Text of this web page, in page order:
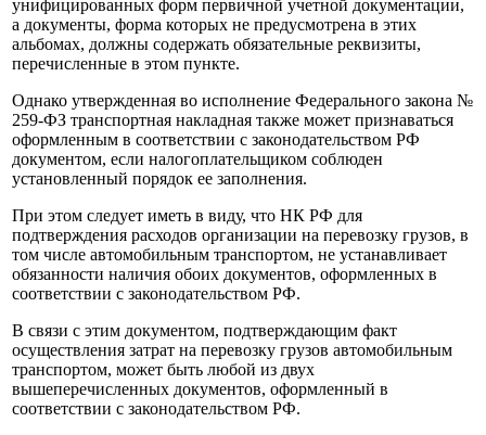
унифицированных форм первичной учетной документации,
а документы, форма которых не предусмотрена в этих
альбомах, должны содержать обязательные реквизиты,
перечисленные в этом пункте.
Однако утвержденная во исполнение Федерального закона №
259‑ФЗ транспортная накладная также может признаваться
оформленным в соответствии с законодательством РФ
документом, если налогоплательщиком соблюден
установленный порядок ее заполнения.
При этом следует иметь в виду, что НК РФ для
подтверждения расходов организации на перевозку грузов, в
том числе автомобильным транспортом, не устанавливает
обязанности наличия обоих документов, оформленных в
соответствии с законодательством РФ.
В связи с этим документом, подтверждающим факт
осуществления затрат на перевозку грузов автомобильным
транспортом, может быть любой из двух
вышеперечисленных документов, оформленный в
соответствии с законодательством РФ.